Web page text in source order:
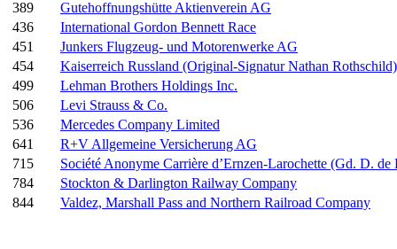
389
Gutehoffnungshütte Aktienverein AG
436
International Gordon Bennett Race
451
Junkers Flugzeug- und Motorenwerke AG
454
Kaiserreich Russland (Original-Signatur Nathan Rothschild)
499
Lehman Brothers Holdings Inc.
506
Levi Strauss & Co.
536
Mercedes Company Limited
641
R+V Allgemeine Versicherung AG
715
Société Anonyme Carrière d’Ernzen-Larochette (Gd. D.
784
Stockton & Darlington Railway Company
844
Valdez, Marshall Pass and Northern Railroad Company